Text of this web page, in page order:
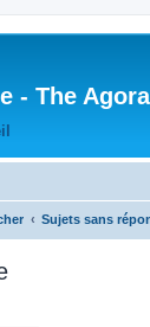
- The
Sujets sans